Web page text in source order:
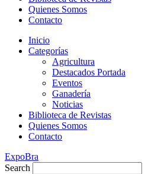
Quienes Somos
Contacto
Inicio
Categorías
Agricultura
Destacados Portada
Eventos
Ganadería
Noticias
Biblioteca de Revistas
Quienes Somos
Contacto
ExpoBra
Search